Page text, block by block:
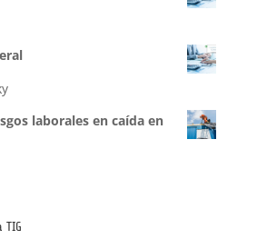
laborales en caída en